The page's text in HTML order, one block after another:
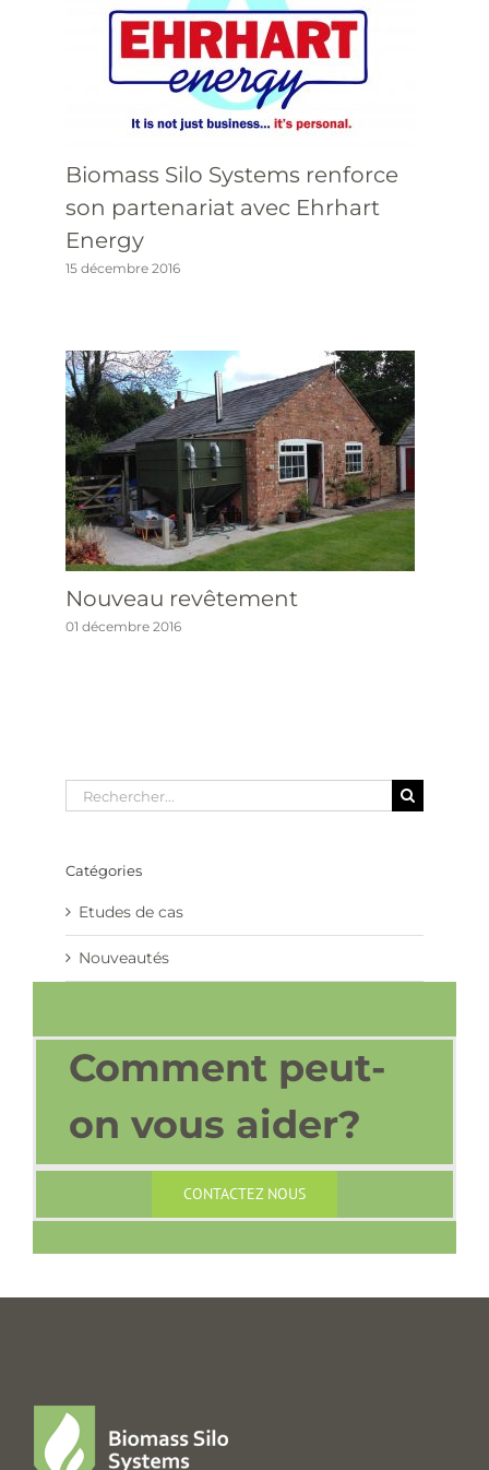
Biomass Silo Systems renforce
son partenariat avec Ehrhart
Energy
15 décembre 2016
Nouveau revêtement
01 décembre 2016
Rechercher
Catégories
Etudes de cas
Nouveautés
Comment peut-
on vous aider?
CONTACTEZ NOUS